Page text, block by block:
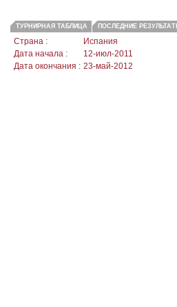
ТУРНИРНАЯ ТАБЛИЦА ПОСЛЕДНИЕ
Страна :
Испания
Дата начала :
12-июл-2011
Дата окончания : 23-май-2012